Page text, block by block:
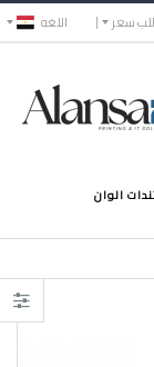
اللغه سعر
الوان